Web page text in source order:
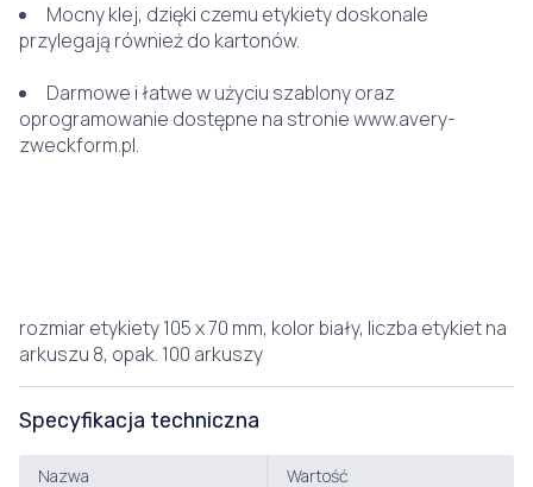
Mocny klej, dzięki czemu etykiety doskonale
przylegają również do kartonów.
Darmowe i łatwe w użyciu szablony oraz
oprogramowanie dostępne na stronie www.avery-
zweckform.pl.
rozmiar etykiety 105 x 70 mm, kolor biały, liczba etykiet na
arkuszu 8, opak. 100 arkuszy
Specyfikacja techniczna
Nazwa Wartość